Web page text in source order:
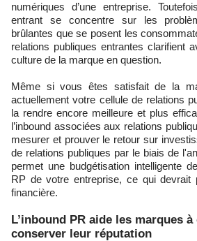
numériques d’une entreprise.
entrant se concentre sur les
brûlantes que se posent les
relations publiques entrantes clarifient
culture de la marque en question.
Même si vous êtes satisfait de la
actuellement votre cellule de relations
la rendre encore meilleure et plus
l’inbound associées aux relations
mesurer et prouver le retour sur
de relations publiques par le biais de
permet une budgétisation intelligente
RP de votre entreprise, ce qui devrait
financière.
L’inbound PR aide les marques
conserver leur réputation